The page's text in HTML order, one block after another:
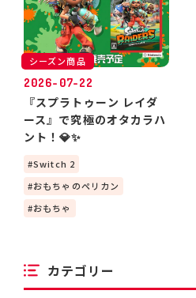
シーズン商品
2026-07-22
『スプラトゥーン レイダ
ース』で究極のオタカラハ
ント！💎✨
Switch 2
おもちゃのペリカン
おもちゃ
カテゴリー